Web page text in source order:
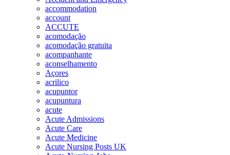
accommodation
account
ACCUTE
acomodação
acomodação gratuita
acompanhante
aconselhamento
Açores
acrilico
acupuntor
acupuntura
acute
Acute Admissions
Acute Care
Acute Medicine
Acute Nursing Posts UK